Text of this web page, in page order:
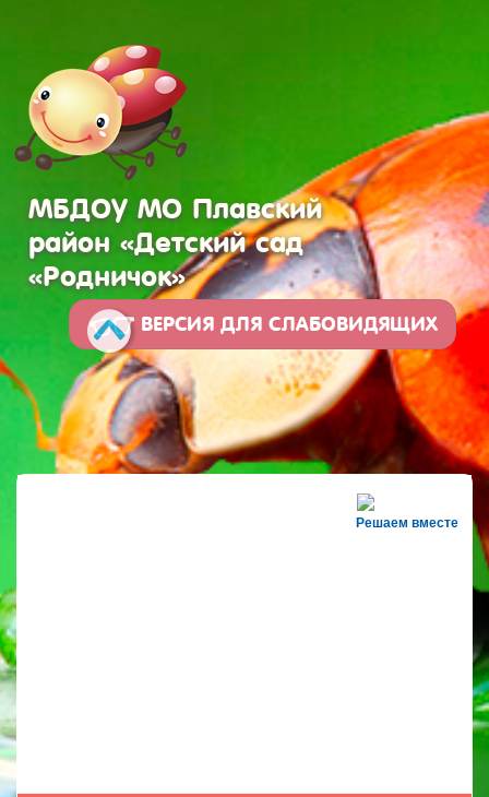
МБДОУ МО Плавский
район «Детский сад
«Родничок»
ВЕРСИЯ ДЛЯ СЛАБОВИДЯЩИХ
Решаем вместе